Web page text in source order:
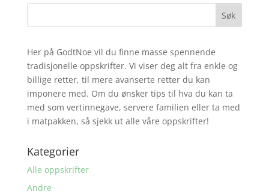
Her på GodtNoe vil du finne masse spennende
tradisjonelle oppskrifter. Vi viser deg alt fra enkle og
billige retter, til mere avanserte retter du kan
imponere med. Om du ønsker tips til hva du kan ta
med som vertinnegave, servere familien eller ta med
i matpakken, så sjekk ut alle våre oppskrifter!
Kategorier
Alle oppskrifter
Andre